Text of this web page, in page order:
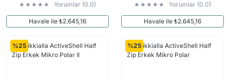
Yorumlar (0.0)
Havale ile ₺2.645,16
Yorumlar (0.0)
Havale ile ₺2.645,16
%25 %25